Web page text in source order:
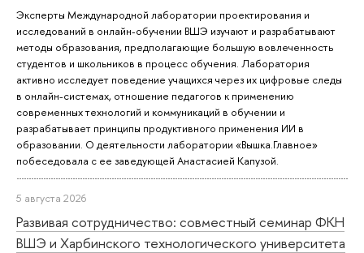
Эксперты Международной лаборатории проектирования и
исследований в онлайн-обучении ВШЭ изучают и разрабатывают
методы образования, предполагающие большую вовлеченность
студентов и школьников в процесс обучения. Лаборатория
активно исследует поведение учащихся через их цифровые следы
в онлайн-системах, отношение педагогов к применению
современных технологий и коммуникаций в обучении и
разрабатывает принципы продуктивного применения ИИ в
образовании. О деятельности лаборатории «Вышка.Главное»
побеседовала с ее заведующей Анастасией Капузой.
5 августа 2026
Развивая сотрудничество: совместный семинар ФКН
ВШЭ и Харбинского технологического университета